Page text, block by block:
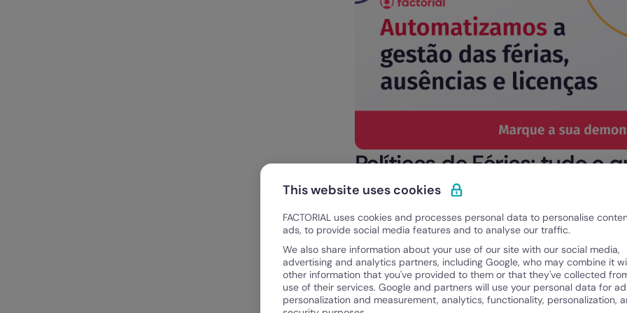
Políticas de Férias: tudo o
Cada empresa deve ter a sua própria política
normas impostas pelo Estatuto dos
Empregadores, bem como os Acordos
quadro regulamentar que os rege).
Em resumo, aspolíticas de férias (ou
pela empresa, caso contrário esta terá de
This website uses cookies
FACTORIAL uses cookies and processes personal data to personalise
ads, to provide social media features and to analyse our traffic.
We also share information about your use of our site with our social media,
advertising and analytics partners, including Google, who may combine it
other information that you've provided to them or that they've collected
use of their services. Google and partners will use your personal data for ad
personalization and measurement, analytics, functionality, personalization,